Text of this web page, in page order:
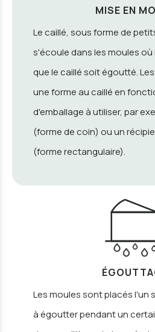
MISE EN
Le caillé, sous forme de
s'écoule dans les moules
que le caillé soit égoutté.
une forme au caillé en
d'emballage à utiliser, par
(forme de coin) ou un
(forme rectangulaire).
Les moules sont placés l'un
à égoutter pendant un